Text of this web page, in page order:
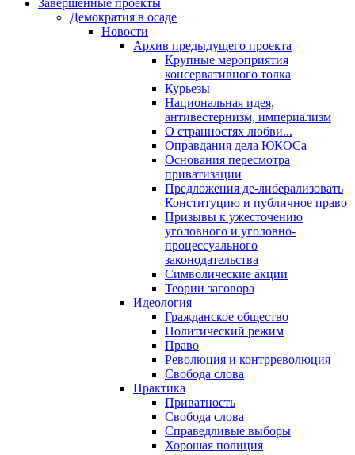
Завершенные проекты
Демократия в осаде
Новости
Архив предыдущего проекта
Крупные мероприятия
консервативного толка
Курьезы
Национальная идея,
антивестернизм, империализм
О странностях любви...
Оправдания дела ЮКОСа
Основания пересмотра
приватизации
Предложения де-либерализовать
Конституцию и публичное право
Призывы к ужесточению
уголовного и уголовно-
процессуального
законодательства
Символические акции
Теории заговора
Идеология
Гражданское общество
Политический режим
Право
Революция и контрреволюция
Свобода слова
Практика
Приватность
Свобода слова
Справедливые выборы
Хорошая полиция